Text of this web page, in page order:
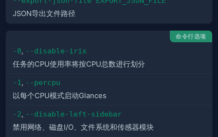
JSON导出文件路径
命令行选项
-0, --disable-irix
任务的CPU使用率将按CPU总数进行划分
-1 , --percpu
以每个CPU模式启动Glances
-2, --disable-left-sidebar
禁用网络、磁盘I/O、文件系统和传感器模块